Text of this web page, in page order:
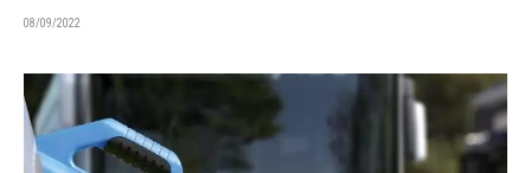
08/09/2022